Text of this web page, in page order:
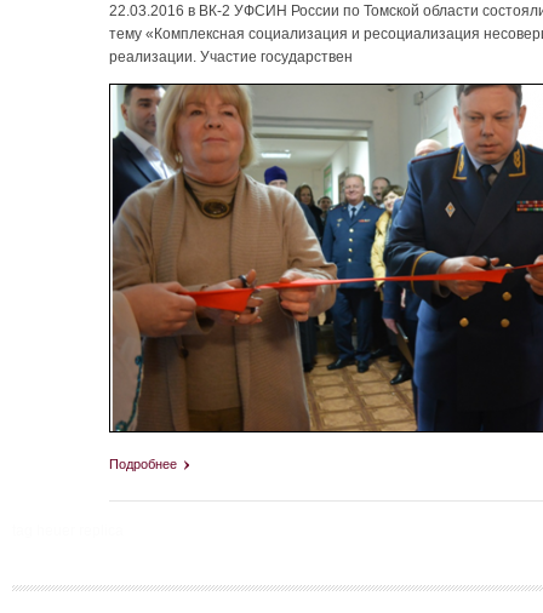
22.03.2016 в ВК-2 УФСИН России по Томской области
тему «Комплексная социализация и ресоциализация
реализации. Участие государствен
Подробнее